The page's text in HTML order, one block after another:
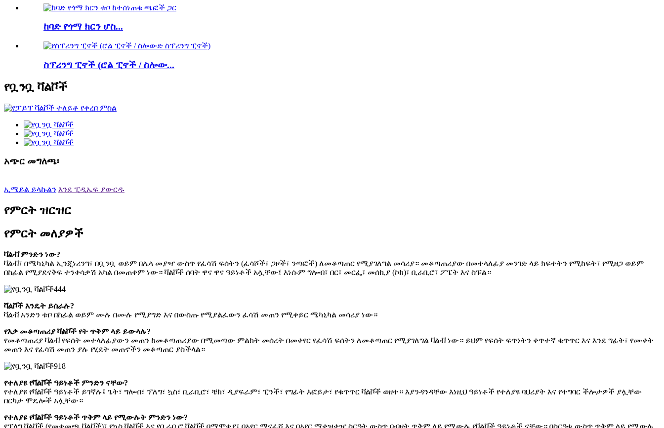
ከባድ የጎማ ክርን ሆስ...
ስፕሪንግ ፒኖች (ሮል ፒኖች / ስሎው...
የቧንቧ ቫልቮች
አጭር መግለጫ፡
ኢሜይል ይላኩልን እንደ ፒዲኤፍ ያውርዱ
የምርት ዝርዝር
የምርት መለያዎች
ቫልቭ ምንድን ነው?
ቫልቭ፣ በሜካኒካል ኢንጂነሪንግ፣ በቧንቧ ወይም በሌላ መያዣ ውስጥ የፈሳሽ ፍሰትን (ፈሳሾች፣ ጋዞች፣ ንጣፎች) ለመቆጣጠር የሚያገለግል መሳሪያ። መቆጣጠሪያው በመተላለፊያ መንገድ ላይ ክፍተትን የሚከፍት፣ የሚዘጋ ወይም
በከፊል የሚያደናቅፍ ተንቀሳቃሽ አካል በመጠቀም ነው። ቫልቮች ሰባት ዋና ዋና ዓይነቶች አሏቸው፤ እነሱም ግሎብ፣ በር፣ መርፌ፣ መሰኪያ (ኮክ)፣ ቢራቢሮ፣ ፖፔት እና ስፑል።
ቫልቮች እንዴት ይሰራሉ?
ቫልቭ አንድን ቱቦ በከፊል ወይም ሙሉ በሙሉ የሚያግድ እና በውስጡ የሚያልፈውን ፈሳሽ መጠን የሚቀይር ሜካኒካል መሳሪያ ነው።
የእቃ መቆጣጠሪያ ቫልቮች የት ጥቅም ላይ ይውላሉ?
የመቆጣጠሪያ ቫልቭ የፍሰት መተላለፊያውን መጠን ከመቆጣጠሪያው በሚመጣው ምልክት መሰረት በመቀየር የፈሳሽ ፍሰትን ለመቆጣጠር የሚያገለግል ቫልቭ ነው። ይህም የፍሰት ፍጥነትን ቀጥተኛ ቁጥጥር እና እንደ ግፊት፣ የሙቀት
መጠን እና የፈሳሽ መጠን ያሉ የሂደት መጠኖችን መቆጣጠር ያስችላል።
የተለያዩ የቫልቮች ዓይነቶች ምንድን ናቸው?
የተለያዩ የቫልቮች ዓይነቶች ይገኛሉ፤ ጌት፣ ግሎብ፣ ፕለግ፣ ኳስ፣ ቢራቢሮ፣ ቼክ፣ ዲያፍራም፣ ፒንች፣ የግፊት እፎይታ፣ የቁጥጥር ቫልቮች ወዘተ። እያንዳንዳቸው እነዚህ ዓይነቶች የተለያዩ ባህሪያት እና የተግባር ችሎታዎች ያሏቸው
በርካታ ሞዴሎች አሏቸው።
የተለያዩ የቫልቮች ዓይነቶች ጥቅም ላይ የሚውሉት ምንድን ነው?
የፕላግ ቫልቮች (የመቀመጫ ቫልቮች)፣ የኳስ ቫልቮች እና የቢራቢሮ ቫልቮች በማሞቂያ፣ በአየር ማናፈሻ እና በአየር ማቀዝቀዣ ስርዓት ውስጥ በብዛት ጥቅም ላይ የሚውሉ የቫልቮች ዓይነቶች ናቸው። በስርዓቱ ውስጥ ጥቅም ላይ የሚውሉ